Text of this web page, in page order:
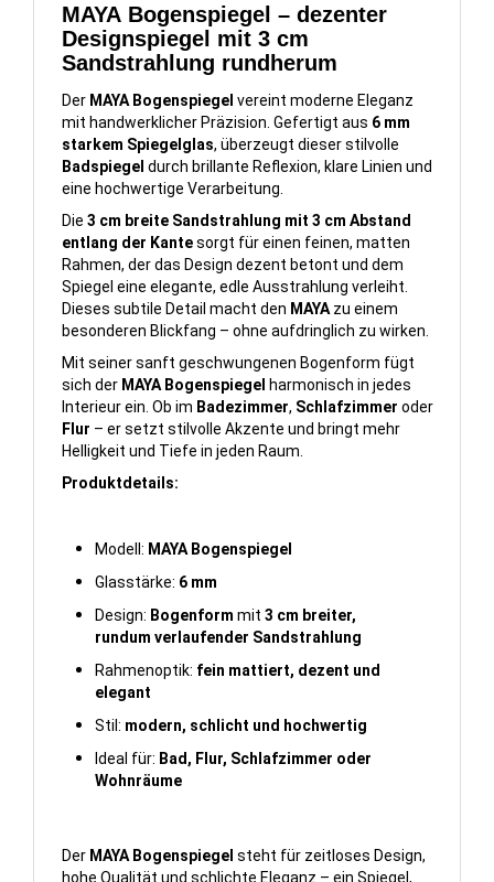
MAYA Bogenspiegel – dezenter
Designspiegel mit 3 cm
Sandstrahlung rundherum
Der MAYA Bogenspiegel vereint moderne Eleganz
mit handwerklicher Präzision. Gefertigt aus 6 mm
starkem Spiegelglas, überzeugt dieser stilvolle
Badspiegel durch brillante Reflexion, klare Linien und
eine hochwertige Verarbeitung.
Die 3 cm breite Sandstrahlung mit 3 cm Abstand
entlang der Kantesorgt für einen feinen, matten
Rahmen, der das Design dezent betont und dem
Spiegel eine elegante, edle Ausstrahlung verleiht.
Dieses subtile Detail macht den MAYA zu einem
besonderen Blickfang – ohne aufdringlich zu wirken.
Mit seiner sanft geschwungenen Bogenform fügt
sich der MAYA Bogenspiegel harmonisch in jedes
Interieur ein. Ob im Badezimmer, Schlafzimmer oder
Flur – er setzt stilvolle Akzente und bringt mehr
Helligkeit und Tiefe in jeden Raum.
Produktdetails:
Modell: MAYA Bogenspiegel
Glasstärke: 6 mm
Design: Bogenform mit 3 cm breiter,
rundum verlaufender Sandstrahlung
Rahmenoptik: fein mattiert, dezent und
elegant
Stil: modern, schlicht und hochwertig
Ideal für: Bad, Flur, Schlafzimmer oder
Wohnräume
Der MAYA Bogenspiegel steht für zeitloses Design,
hohe Qualität und schlichte Eleganz – ein Spiegel,